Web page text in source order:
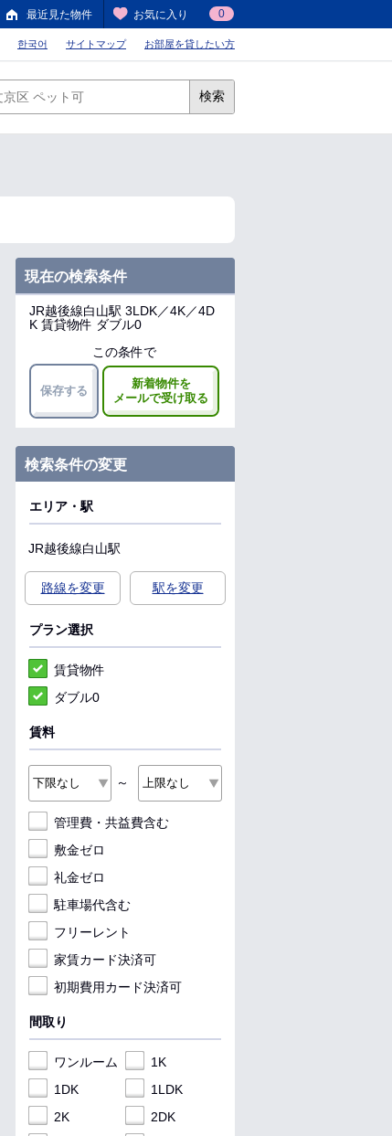
最近見た物件 お気に入り 0
한국어 サイトマップ お部屋を貸したい方
検索
現在の検索条件
JR越後線白山駅 3LDK／4K／4D
K 賃貸物件 ダブル0
この条件で
保存する
新着物件を
メールで受け取る
検索条件の変更
エリア・駅
JR越後線白山駅
路線を変更 駅を変更
プラン選択
賃貸物件
ダブル0
賃料
～
管理費・共益費含む
敷金ゼロ
礼金ゼロ
駐車場代含む
フリーレント
家賃カード決済可
初期費用カード決済可
間取り
ワンルーム
1K
1DK
1LDK
2K
2DK